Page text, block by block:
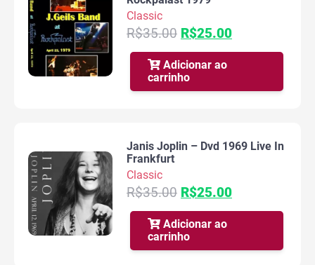
Classic
R$35.00 O
preço
original
era:
R$35.00.
R$25.00O
preço
R$25.00.
Adicionar ao
carrinho
Janis Joplin – Dvd 1969 Live In
Frankfurt
Classic
R$35.00 O
preço
original
era:
R$35.00.
R$25.00O
preço
R$25.00.
Adicionar ao
carrinho